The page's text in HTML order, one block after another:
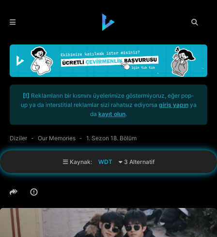
[!] Reklamların bir kısmını üyelerimize göstermiyoruz, eğer pop-
up ya da interstitial reklamlar sizi rahatsız ediyorsa giriş yapınya
da kayıt olun.
Diziler Our Memories 1. Sezon 18. Bölüm
Kaynak: WDT 3 Alternatif